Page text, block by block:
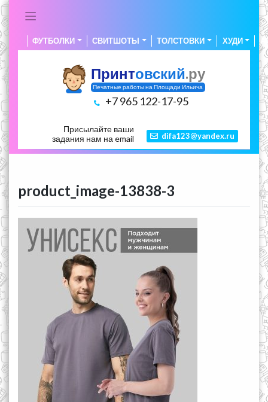
ФУТБОЛКИ СВИТШОТЫ ТОЛСТОВКИ ХУДИ
Принтовский.ру
Печатные работы на Площади Ильича
+7 965 122-17-95
Присылайте ваши
задания нам на email
difa123@yandex.ru
product_image-13838-3